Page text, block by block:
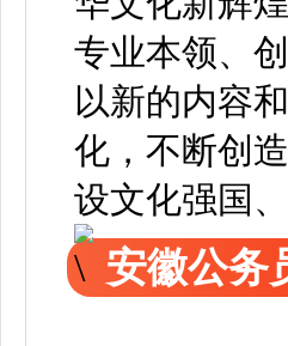
专业本领、
以新的内容
化，不断创
设文化强国
安徽公务